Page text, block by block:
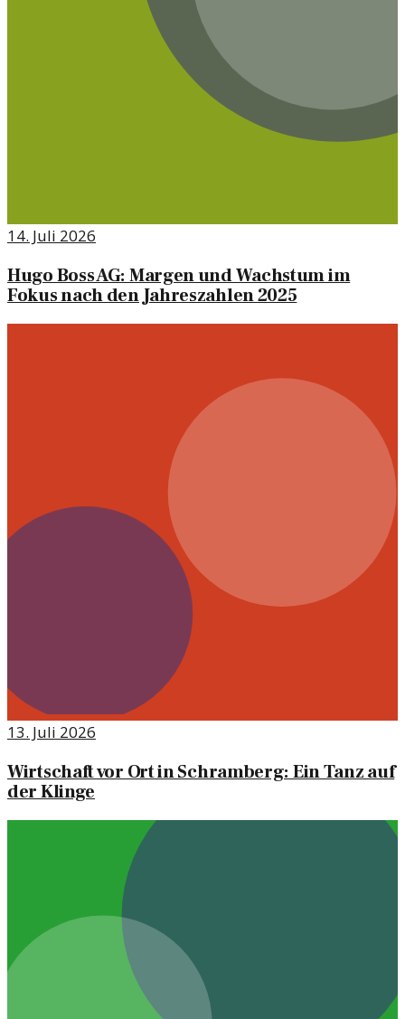
14. Juli 2026
Hugo Boss AG: Margen und Wachstum im
Fokus nach den Jahreszahlen 2025
13. Juli 2026
Wirtschaft vor Ort in Schramberg: Ein Tanz auf
der Klinge